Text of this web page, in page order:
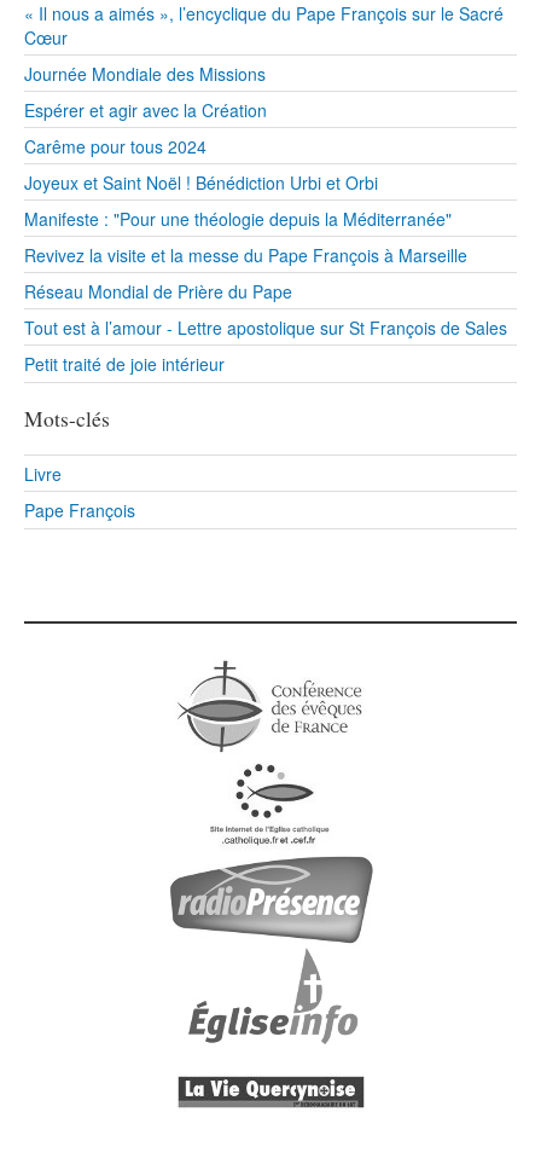
« Il nous a aimés », l’encyclique du Pape François sur le Sacré
Cœur
Journée Mondiale des Missions
Espérer et agir avec la Création
Carême pour tous 2024
Joyeux et Saint Noël ! Bénédiction Urbi et Orbi
Manifeste : "Pour une théologie depuis la Méditerranée"
Revivez la visite et la messe du Pape François à Marseille
Réseau Mondial de Prière du Pape
Tout est à l’amour - Lettre apostolique sur St François de Sales
Petit traité de joie intérieur
Mots-clés
Livre
Pape François